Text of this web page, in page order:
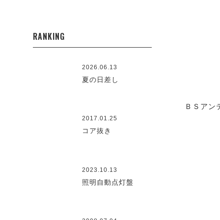
ＢＳアン
RANKING
2026.06.13
夏の日差し
2017.01.25
コア抜き
2023.10.13
照明自動点灯盤